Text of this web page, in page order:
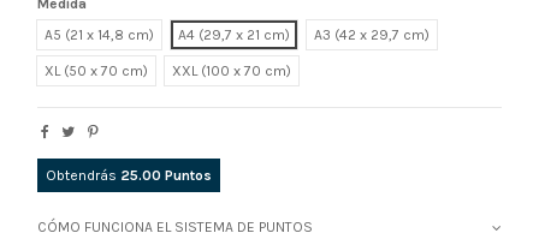
Medida
A5 (21 x 14,8 cm)
A4 (29,7 x 21 cm) A3 (42 x 29,7 cm)
XL XXL
Obtendrás 25.00 Puntos
CÓMO FUNCIONA EL SISTEMA DE PUNTOS